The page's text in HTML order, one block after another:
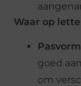
Waar op
goed
om